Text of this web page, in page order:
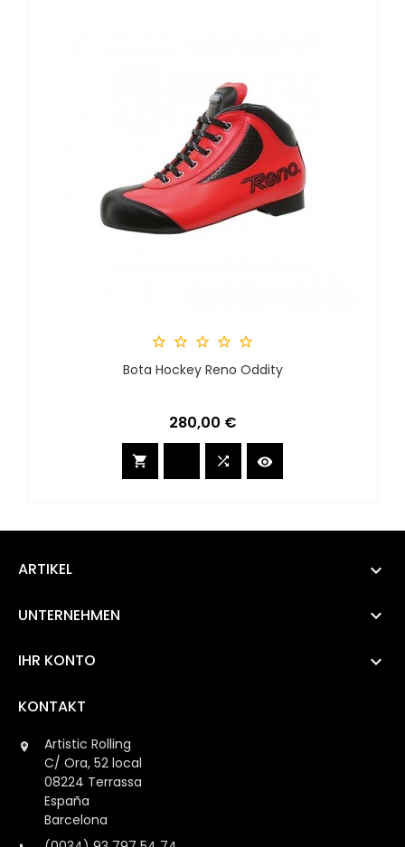
    
Bota Hockey Reno Oddity
Preis
280,00 €
  
ARTIKEL 
UNTERNEHMEN 
IHR KONTO 
KONTAKT

Artistic Rolling
C/ Ora, 52 local
08224 Terrassa
España
Barcelona